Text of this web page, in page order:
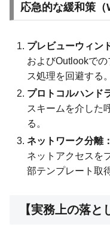
応急的な緩和策（
プレビューウィン
およびOutlookで
ス処理を回避する。
プロトコルハンド
スキームを介した
る。
ネットワーク分離：
ネットアクセスを
部テンプレート取
【実務上の落と